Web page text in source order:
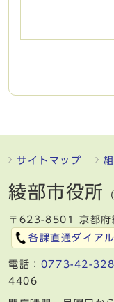
サイトマップ
綾部市役所
〒623-8501 京都府
各課直通ダイアル
電話： 0773-42-
4406